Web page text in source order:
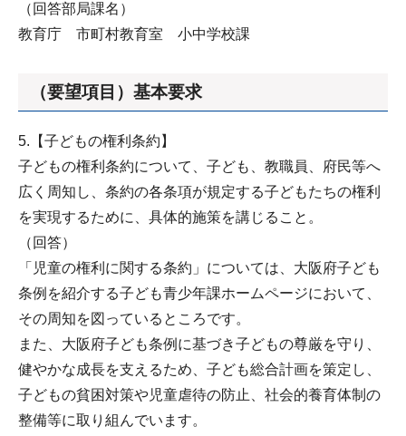
（回答部局課名）
教育庁 市町村教育室 小中学校課
（要望項目）基本要求
5.【子どもの権利条約】
子どもの権利条約について、子ども、教職員、府民等へ
広く周知し、条約の各条項が規定する子どもたちの権利
を実現するために、具体的施策を講じること。
（回答）
「児童の権利に関する条約」については、大阪府子ども
条例を紹介する子ども青少年課ホームページにおいて、
その周知を図っているところです。
また、大阪府子ども条例に基づき子どもの尊厳を守り、
健やかな成長を支えるため、子ども総合計画を策定し、
子どもの貧困対策や児童虐待の防止、社会的養育体制の
整備等に取り組んでいます。